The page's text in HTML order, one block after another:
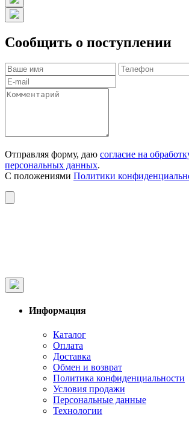
Сообщить о поступлении
Отправляя форму, даю согласие на
персональных данных.
С положениями Политики
Информация
Каталог
Оплата
Доставка
Обмен и возврат
Политика конфиденциальности
Условия продажи
Персональные данные
Технологии